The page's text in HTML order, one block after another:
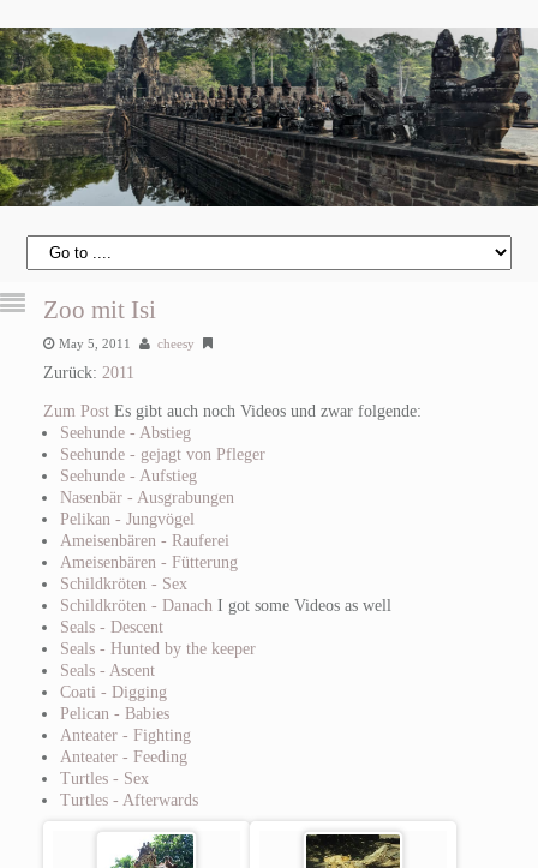
Zoo mit Isi
May 5, 2011 cheesy
Zurück: 2011
Zum Post Es gibt auch noch Videos und zwar folgende:
Seehunde - Abstieg
Seehunde - gejagt von Pfleger
Seehunde - Aufstieg
Nasenbär - Ausgrabungen
Pelikan - Jungvögel
Ameisenbären - Rauferei
Ameisenbären - Fütterung
Schildkröten - Sex
Schildkröten - Danach I got some Videos as well
Seals - Descent
Seals - Hunted by the keeper
Seals - Ascent
Coati - Digging
Pelican - Babies
Anteater - Fighting
Anteater - Feeding
Turtles - Sex
Turtles - Afterwards